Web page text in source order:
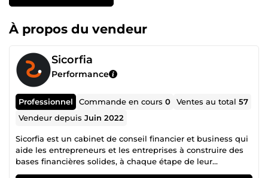
À propos du vendeur
Sicorfia
Performance
Professionnel Commande en cours0 Ventes au total57
Vendeur depuisJuin 2022
Sicorfia est un cabinet de conseil financier et business qui
aide les entrepreneurs et les entreprises à construire des
bases financières solides, à chaque étape de leur
développement. Notre accompagnement va au-delà du